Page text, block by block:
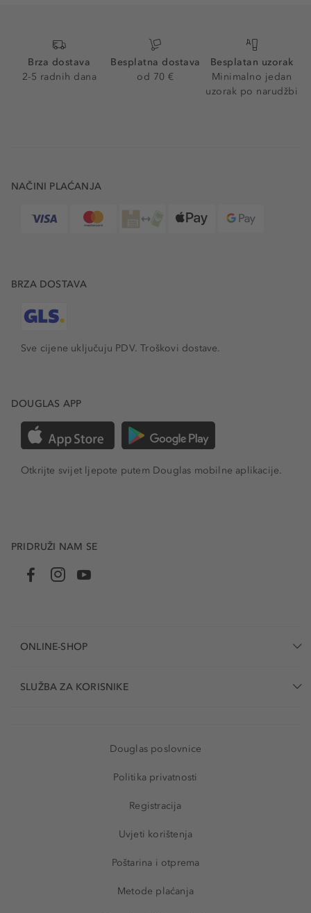
Brza dostava
2-5 radnih dana
Besplatna dostava
od 70 €
Besplatan uzorak
Minimalno jedan
uzorak po narudžbi
NAČINI PLAĆANJA
BRZA DOSTAVA
Sve cijene uključuju PDV.Troškovi dostave.
DOUGLAS APP
Otkrijte svijet ljepote putem Douglas mobilne aplikacije.
PRIDRUŽI NAM SE
ONLINE-SHOP
SLUŽBA ZA KORISNIKE
Douglas poslovnice
Politika privatnosti
Registracija
Uvjeti korištenja
Poštarina i otprema
Metode plaćanja